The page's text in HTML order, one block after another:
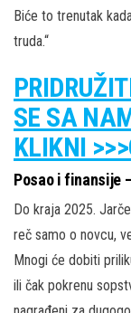
Biće to trenutak
truda.“
SE SA
KLIKNI
Posao i finansije
Do kraja 2025.
reč samo o novcu,
Mnogi će dobiti
ili čak pokrenu